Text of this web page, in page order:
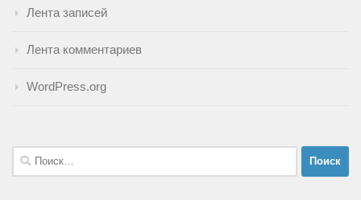
Лента записей
Лента комментариев
WordPress.org
Найти: